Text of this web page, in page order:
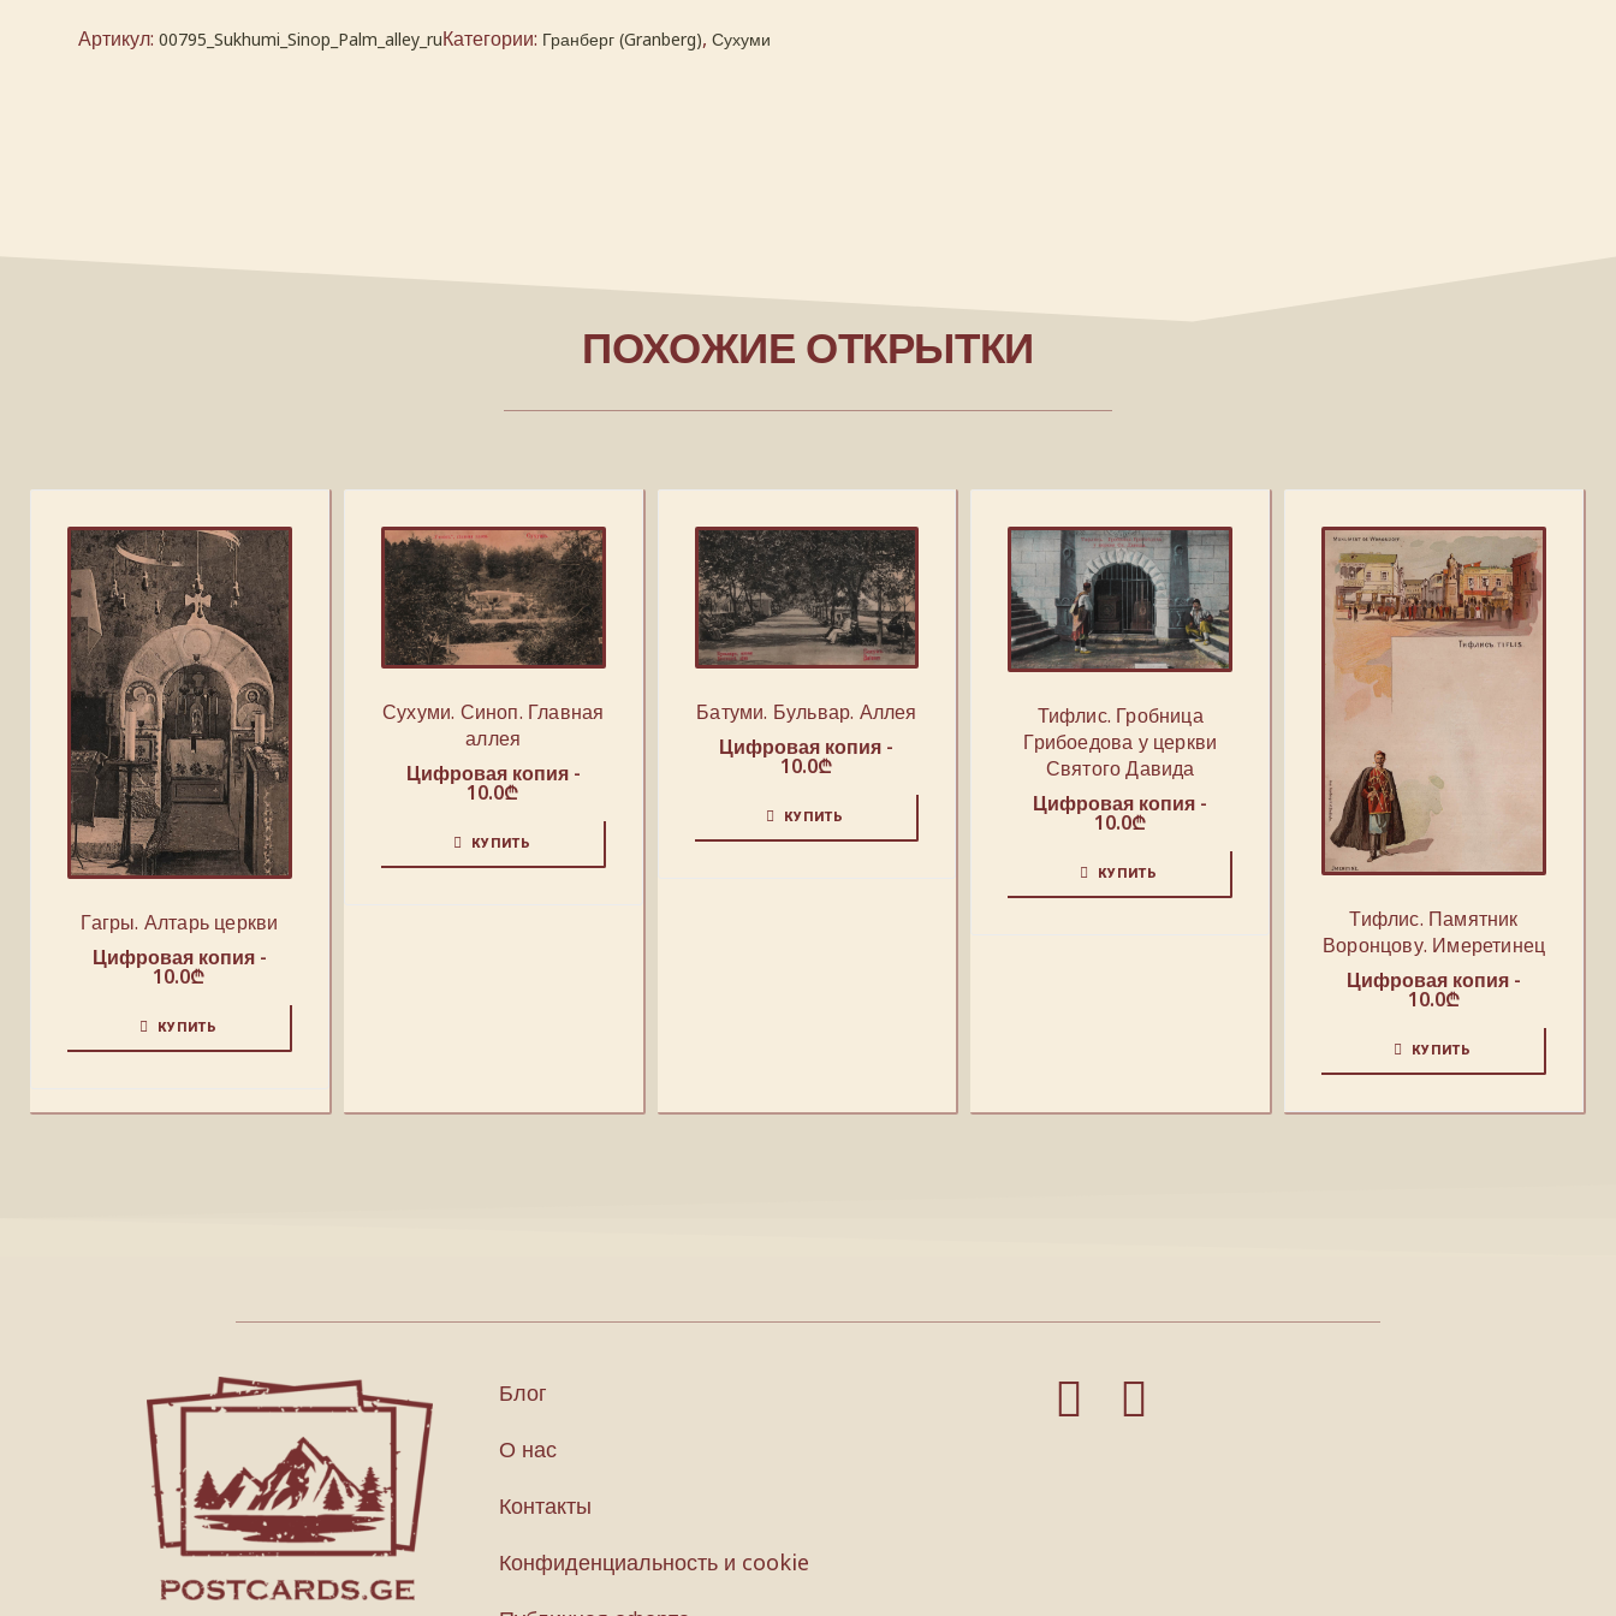
Артикул: 00795_Sukhumi_Sinop_Palm_alley_ruКатегории: Гранберг (Granberg), Сухуми
ПОХОЖИЕ ОТКРЫТКИ
Гагры. Алтарь церкви
Цифровая копия -
10.0₾
КУПИТЬ
Сухуми. Синоп. Главная
аллея
Цифровая копия -
10.0₾
КУПИТЬ
Батуми. Бульвар. Аллея
Цифровая копия -
10.0₾
КУПИТЬ
Тифлис. Гробница
Грибоедова у церкви
Святого Давида
Цифровая копия -
10.0₾
КУПИТЬ
Тифлис. Памятник
Воронцову. Имеретинец
Цифровая копия -
10.0₾
КУПИТЬ
Блог
О нас
Контакты
Конфиденциальность и cookie